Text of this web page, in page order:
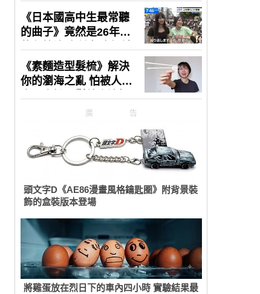
廣告
頭文字D《AE86漫畫風格鑰匙圈》附背景裝
飾的盒裝版本登場
將雞蛋放在烈日下的車內四小時 實驗結果最